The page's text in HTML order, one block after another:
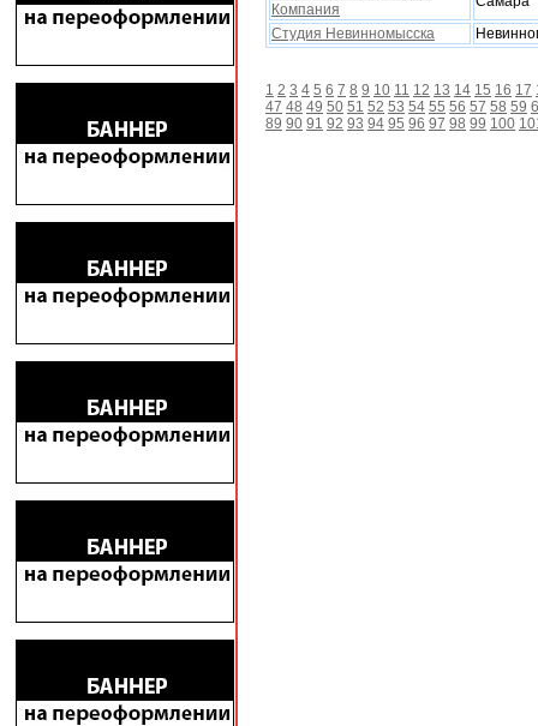
Компания
Студия Невинномысска
1 2 3 4 5 6 7 8 9 10 11 12 13 14 15 16 17
47 48 49 50 51 52 53 54 55 56 57 58 59
89 90 91 92 93 94 95 96 97 98 99 100